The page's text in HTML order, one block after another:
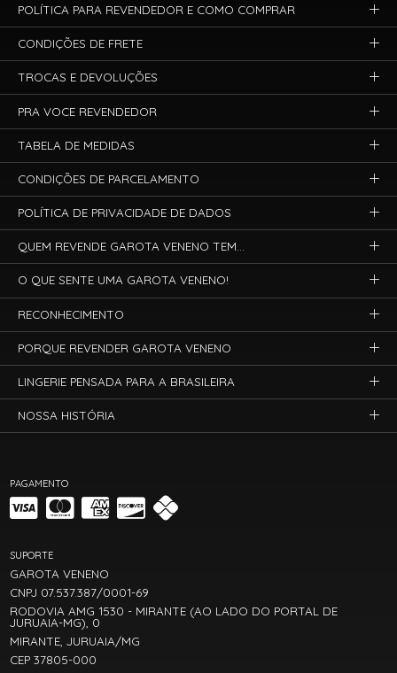
PAGAMENTO
SUPORTE
GAROTA VENENO
CNPJ 07.537.387/0001-69
RODOVIA AMG 1530 - MIRANTE (AO LADO DO PORTAL DE
JURUAIA-MG), 0
MIRANTE, JURUAIA/MG
CEP 37805-000
POLÍTICA PARA REVENDEDOR E COMO COMPRAR
CONDIÇÕES DE FRETE
TROCAS E DEVOLUÇÕES
PRA VOCE REVENDEDOR
TABELA DE MEDIDAS
CONDIÇÕES DE PARCELAMENTO
POLÍTICA DE PRIVACIDADE DE DADOS
QUEM REVENDE GAROTA VENENO TEM...
O QUE SENTE UMA GAROTA VENENO!
RECONHECIMENTO
PORQUE REVENDER GAROTA VENENO
LINGERIE PENSADA PARA A BRASILEIRA
NOSSA HISTÓRIA